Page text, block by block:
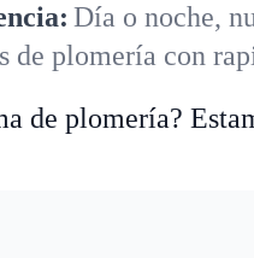
Día o noche,
de plomería con
de plomería?